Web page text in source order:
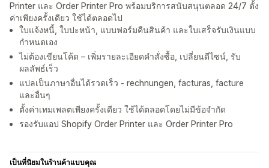
Printer และ Order Printer Pro พร้อมบริการสนับสนุนตลอด 24/7 ตั้ง
ค่าเพียงครั้งเดียว ใช้ได้ตลอดไป
ใบแจ้งหนี้, ใบปะหน้า, แบบฟอร์มคืนสินค้า และใบเสร็จรับเงินแบบ
กำหนดเอง
ไม่ต้องเขียนโค้ด – เพิ่มรายละเอียดคำสั่งซื้อ, เปลี่ยนดีไซน์, รับ
ผลลัพธ์เร็ว
แปลเป็นภาษาอื่นได้รวดเร็ว - rechnungen, facturas, facture
และอื่นๆ
ตั้งค่าเทมเพลตเพียงครั้งเดียว ใช้ได้ตลอดโดยไม่มีข้อจำกัด
รองรับแอป Shopify Order Printer และ Order Printer Pro
เป็นที่นิยมในร้านค้าแบบคุณ